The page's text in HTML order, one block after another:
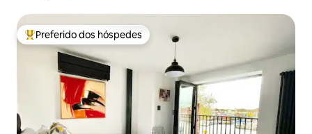
Entre os melhores preferidos dos hóspedes
Preferido dos hóspedes